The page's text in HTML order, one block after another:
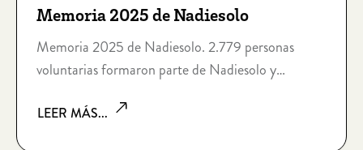
Memoria 2025 de Nadiesolo
Memoria 2025 de Nadiesolo. 2.779 personas
voluntarias formaron parte de Nadiesolo y
personas que viven situaciones de soledad no
LEER MÁS...